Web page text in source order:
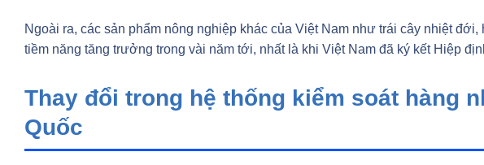
Ngoài ra, các sản phẩm nông nghiệp khác của Việt Nam như trái cây nhiệt
tiềm năng tăng trưởng trong vài năm tới, nhất là khi Việt Nam đã ký kết Hiệp
Thay đổi trong hệ thống kiểm soát hàng
Quốc